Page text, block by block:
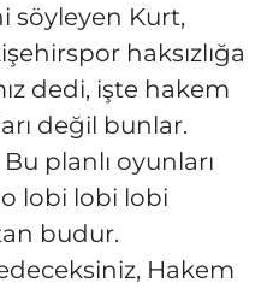
söyleyen Kurt,
haksızlığa
dedi, işte hakem
değil bunlar.
planlı oyunları
o lobi lobi lobi
budur.
Hakem